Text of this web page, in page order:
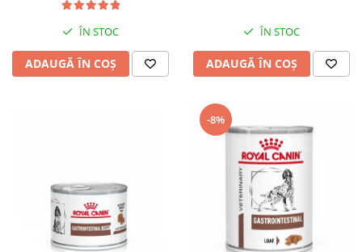
ÎN STOC
ADAUGĂ ÎN COȘ
ÎN STOC
ADAUGĂ ÎN COȘ
-8%